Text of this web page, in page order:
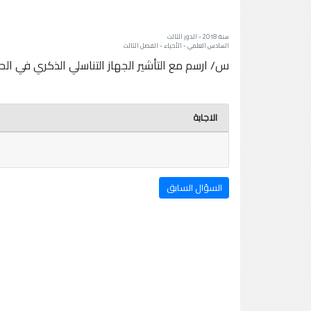
سنة: 2018 - الدور الثالث
السادس العلمي - الأحياء - الفصل الثالث
س/ ارسم مع التأشير الجهاز التناسلي الذكري في
الاجابة
السؤال السابق